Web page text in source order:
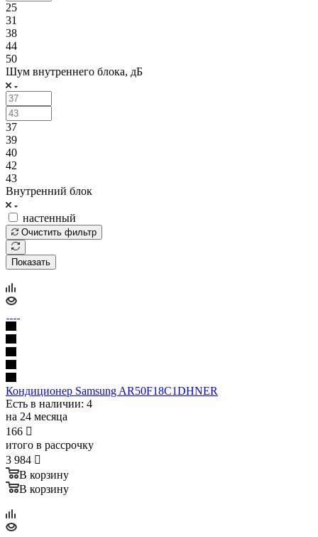
25
31
38
44
50
Шум внутреннего блока, дБ
37
39
40
42
43
Внутренний блок
настенный
Очистить фильтр
Показать
Кондиционер Samsung AR50F18C1DHNER
Есть в наличии: 4
на 24 месяца
166 
итого в рассрочку
3 984 
В корзину
В корзину